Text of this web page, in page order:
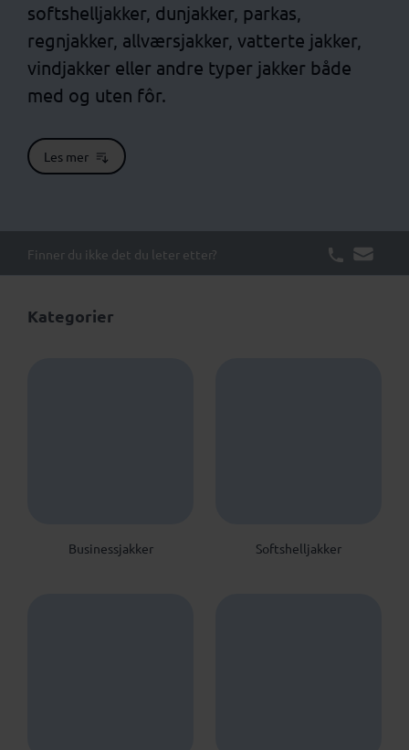
softshelljakker, dunjakker, parkas,
regnjakker, allværsjakker, vatterte jakker,
vindjakker eller andre typer jakker både
med og uten fôr.
Les mer
Finner du ikke det du leter etter?
Kategorier
Businessjakker Softshelljakker